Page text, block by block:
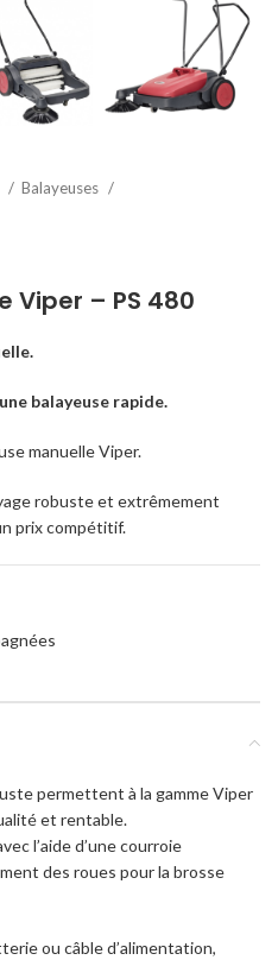
Balayeuses
Viper – PS 480
balayeuse rapide.
manuelle Viper.
robuste et extrêmement
prix compétitif.
permettent à la gamme Viper
et rentable.
l’aide d’une courroie
des roues pour la brosse
ou câble d’alimentation,